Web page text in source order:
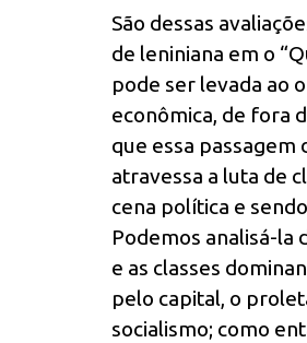
São dessas
de leniniana em o
pode ser levada ao
econômica, de fora
que essa
atravessa a luta de
cena política e
Podemos analisá-la
e as classes
pelo capital, o
socialismo; como